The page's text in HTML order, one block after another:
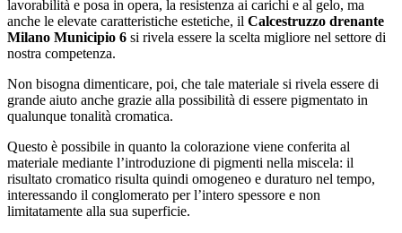
lavorabilità e posa in opera, la resistenza ai carichi e al gelo, ma
anche le elevate caratteristiche estetiche, il Calcestruzzo drenante
Milano Municipio 6 si rivela essere la scelta migliore nel settore di
nostra competenza.
Non bisogna dimenticare, poi, che tale materiale si rivela essere di
grande aiuto anche grazie alla possibilità di essere pigmentato in
qualunque tonalità cromatica.
Questo è possibile in quanto la colorazione viene conferita al
materiale mediante l’introduzione di pigmenti nella miscela: il
risultato cromatico risulta quindi omogeneo e duraturo nel tempo,
interessando il conglomerato per l’intero spessore e non
limitatamente alla sua superficie.